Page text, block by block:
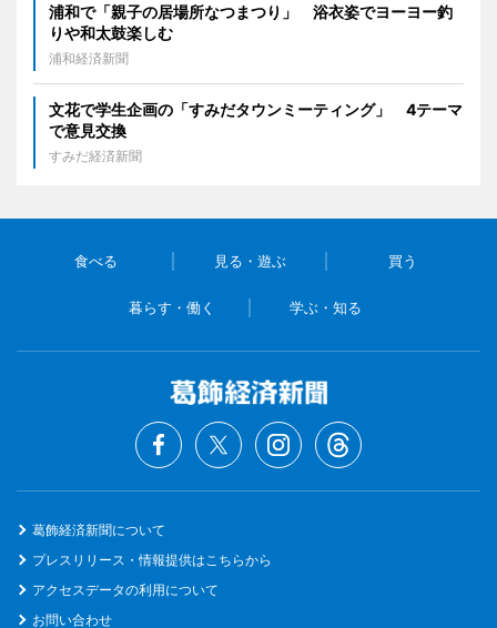
浦和で「親子の居場所なつまつり」 浴衣姿でヨーヨー釣
りや和太鼓楽しむ
浦和経済新聞
文花で学生企画の「すみだタウンミーティング」 4テーマ
で意見交換
すみだ経済新聞
食べる 見る・遊ぶ 買う
暮らす・働く 学ぶ・知る
葛飾経済新聞について
プレスリリース・情報提供はこちらから
アクセスデータの利用について
お問い合わせ